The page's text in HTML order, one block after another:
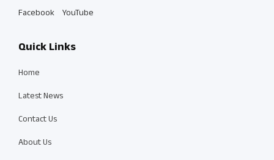
Facebook YouTube
Quick Links
Home
Latest News
Contact Us
About Us